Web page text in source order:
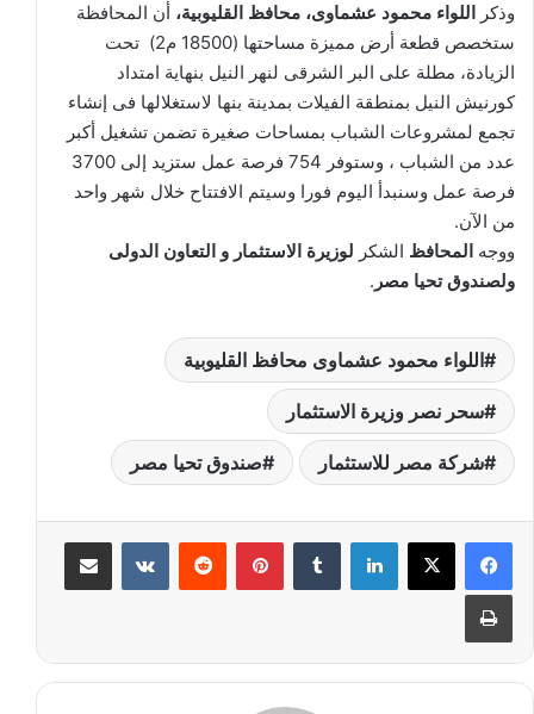
وذكر اللواء محمود عشماوى، محافظ القليوبية، أن المحافظة
ستخصص قطعة أرض مميزة مساحتها (18500 م2) تحت
الزيادة، مطلة على البر الشرقى لنهر النيل بنهاية امتداد
كورنيش النيل بمنطقة الفيلات بمدينة بنها لاستغلالها فى إنشاء
تجمع لمشروعات الشباب بمساحات صغيرة تضمن تشغيل أكبر
عدد من الشباب ، وستوفر 754 فرصة عمل ستزيد إلى 3700
فرصة عمل وسنبدأ اليوم فورا وسيتم الافتتاح خلال شهر واحد
من الآن.
ووجه المحافظ الشكر لوزيرة الاستثمار و التعاون الدولى
ولصندوق تحيا مصر .
اللواء محمود عشماوى محافظ القليوبية
سحر نصر وزيرة الاستثمار
شركة مصر للاستثمار صندوق تحيا مصر
لينكدإن بينتيريست